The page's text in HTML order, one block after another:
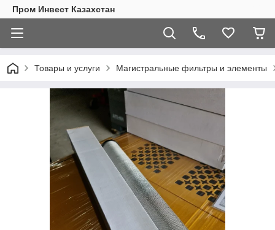
Пром Инвест Казахстан
Товары и услуги Магистральные фильтры и элементы